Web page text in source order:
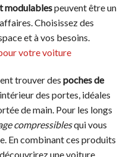
modulablespeuvent être un
Choisissez des
et à vos besoins.
votre voiture
trouver des poches de
des portes, idéales
de main. Pour les longs
compressiblesqui vous
En combinant ces produits
une voiture